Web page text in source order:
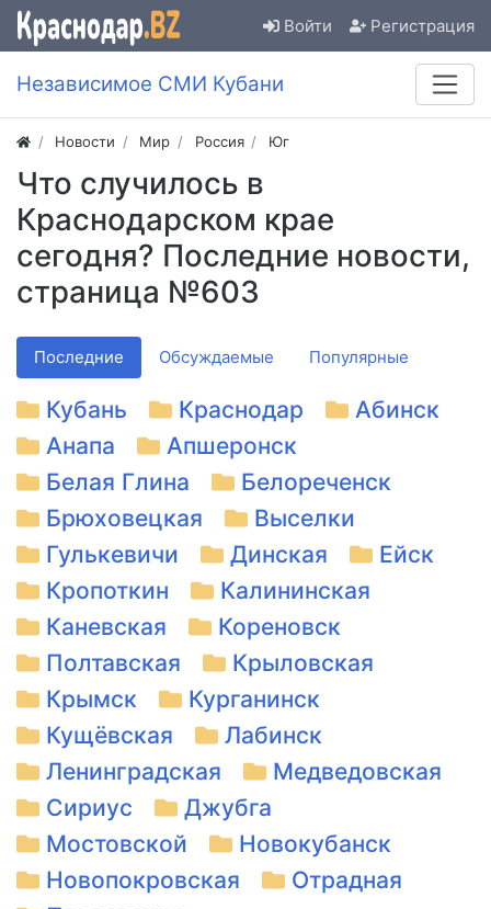
Войти Регистрация
Независимое СМИ Кубани
Новости Мир Россия Юг
Что случилось в
Краснодарском крае
сегодня? Последние новости,
страница №603
Последние Обсуждаемые Популярные
Кубань Краснодар
Абинск
Анапа
Апшеронск
Белая Глина
Белореченск
Брюховецкая
Выселки
Гулькевичи
Динская
Ейск
Кропоткин
Калининская
Каневская
Кореновск
Полтавская
Крыловская
Крымск
Курганинск
Кущёвская
Лабинск
Ленинградская
Медведовская
Сириус
Джубга
Мостовской
Новокубанск
Новопокровская
Отрадная